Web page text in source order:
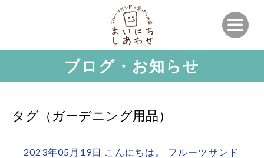
ブログ・お知らせ
タグ（ガーデニング用品）
2023年05月19日 こんにちは。 フルーツサンド